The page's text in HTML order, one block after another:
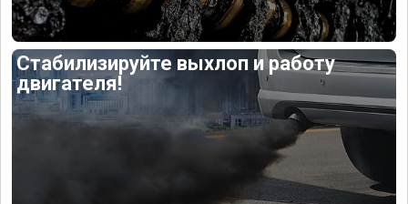
Стабилизируйте выхлоп и работу
двигателя!